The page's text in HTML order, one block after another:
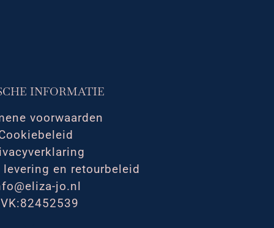
INFORMATIE
voorwaarden
levering en retourbeleid
jo.nl